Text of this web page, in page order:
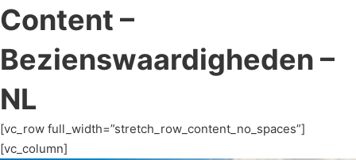
Content –
Bezienswaardigheden –
NL
[vc_row full_width=”stretch_row_content_no_spaces”]
[vc_column]